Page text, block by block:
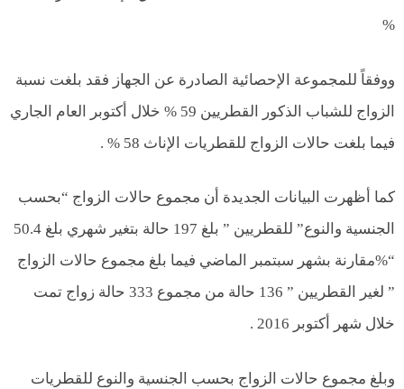
%
ووفقاً للمجموعة الإحصائية الصادرة عن الجهاز فقد بلغت نسبة
الزواج للشباب الذكور القطريين 59 % خلال أكتوبر العام الجاري
فيما بلغت حالات الزواج للقطريات الإناث 58 % .
كما أظهرت البيانات الجديدة أن مجموع حالات الزواج “بحسب
الجنسية والنوع” للقطريين ” بلغ 197 حالة بتغير شهري بلغ 50.4
“%مقارنة بشهر سبتمبر الماضي فيما بلغ مجموع حالات الزواج
” لغير القطريين ” 136 حالة من مجموع 333 حالة زواج تمت
خلال شهر أكتوبر 2016 .
وبلغ مجموع حالات الزواج بحسب الجنسية والنوع للقطريات